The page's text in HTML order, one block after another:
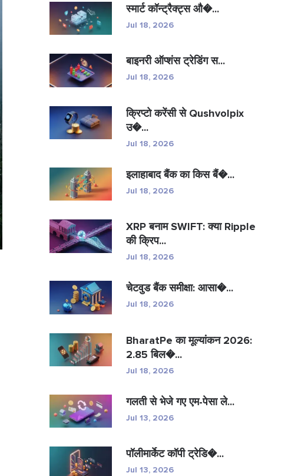
स्मार्ट कॉन्ट्रैक्ट्स औ�...
Jul 18, 2026
बाइनरी ऑप्शंस ट्रेडिंग स...
Jul 18, 2026
क्रिप्टो करेंसी से Qushvolpix
उ�...
Jul 18, 2026
इलाहाबाद बैंक का किस बैं�...
Jul 18, 2026
XRP बनाम SWIFT: क्या Ripple
की क्रिप...
Jul 18, 2026
चेटवुड बैंक समीक्षा: आसा�...
Jul 18, 2026
BharatPe का मूल्यांकन 2026:
2.85 बिल�...
Jul 18, 2026
गलती से भेजे गए एम-पेसा ले...
Jul 13, 2026
पॉलीमार्केट कॉपी ट्रेडि�...
Jul 13, 2026